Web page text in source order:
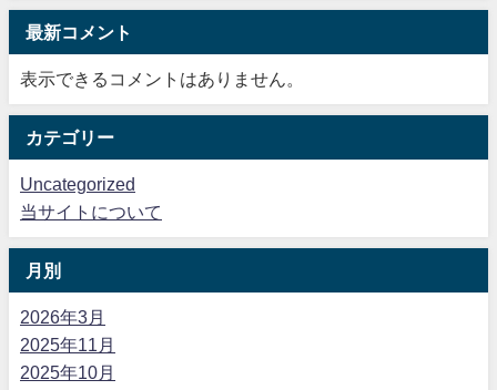
最新コメント
表示できるコメントはありません。
カテゴリー
Uncategorized
当サイトについて
月別
2026年3月
2025年11月
2025年10月